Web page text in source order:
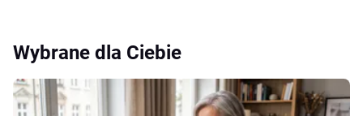
Wybrane dla Ciebie